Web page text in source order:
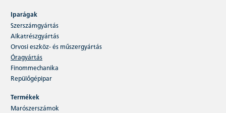
Iparágak
Szerszámgyártás
Alkatrészgyártás
Orvosi eszköz- és műszergyártás
Óragyártás
Finommechanika
Repülőgépipar
Termékek
Marószerszámok